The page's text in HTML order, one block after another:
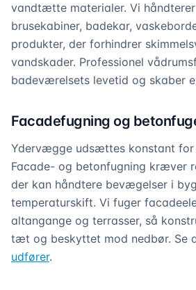
vandtætte materialer. Vi
brusekabiner, badekar,
produkter, der forhindrer
vandskader. Professionel
badeværelsets levetid og skaber
Facadefugning og
Ydervægge udsættes konstant for
Facade- og betonfugning kræver
der kan håndtere bevægelser i
temperaturskift. Vi fuger
altangange og terrasser, så
tæt og beskyttet mod nedbør. Se
udfører.